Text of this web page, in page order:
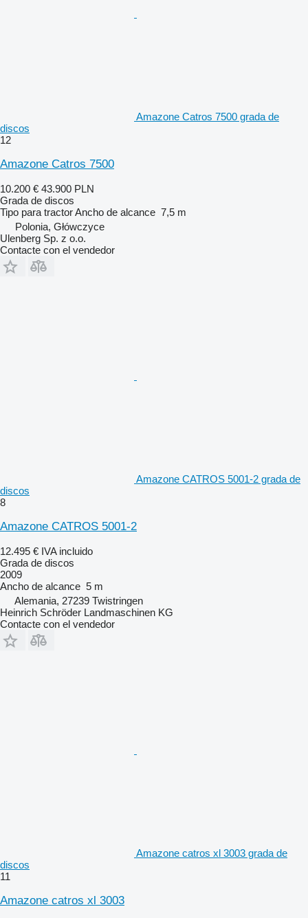
Amazone Catros 7500 grada de
discos
12
Amazone Catros 7500
10.200 € 43.900 PLN
Grada de discos
Tipo para tractorAncho de alcance 7,5 m
Polonia, Główczyce
Ulenberg Sp. z o.o.
Contacte con el vendedor
Amazone CATROS 5001-2 grada de
discos
8
Amazone CATROS 5001-2
12.495 € IVA incluido
Grada de discos
2009
Ancho de alcance 5 m
Alemania, 27239 Twistringen
Heinrich Schröder Landmaschinen KG
Contacte con el vendedor
Amazone catros xl 3003 grada de
discos
11
Amazone catros xl 3003